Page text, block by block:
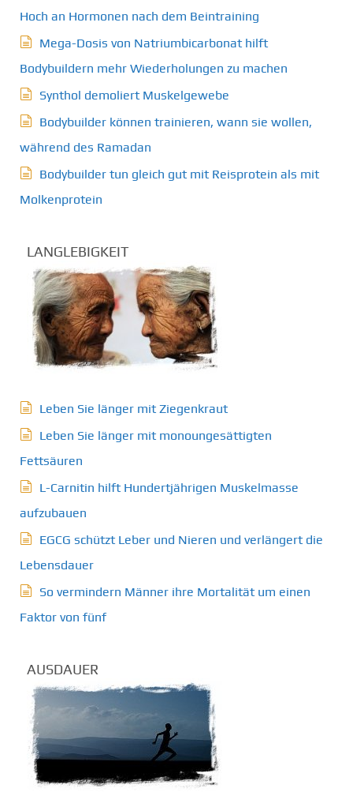
Hoch an Hormonen nach dem Beintraining
Mega-Dosis von Natriumbicarbonat hilft
Bodybuildern mehr Wiederholungen zu machen
Synthol demoliert Muskelgewebe
Bodybuilder können trainieren, wann sie wollen,
während des Ramadan
Bodybuilder tun gleich gut mit Reisprotein als mit
Molkenprotein
LANGLEBIGKEIT
Leben Sie länger mit Ziegenkraut
Leben Sie länger mit monoungesättigten
Fettsäuren
L-Carnitin hilft Hundertjährigen Muskelmasse
aufzubauen
EGCG schützt Leber und Nieren und verlängert die
Lebensdauer
So vermindern Männer ihre Mortalität um einen
Faktor von fünf
AUSDAUER